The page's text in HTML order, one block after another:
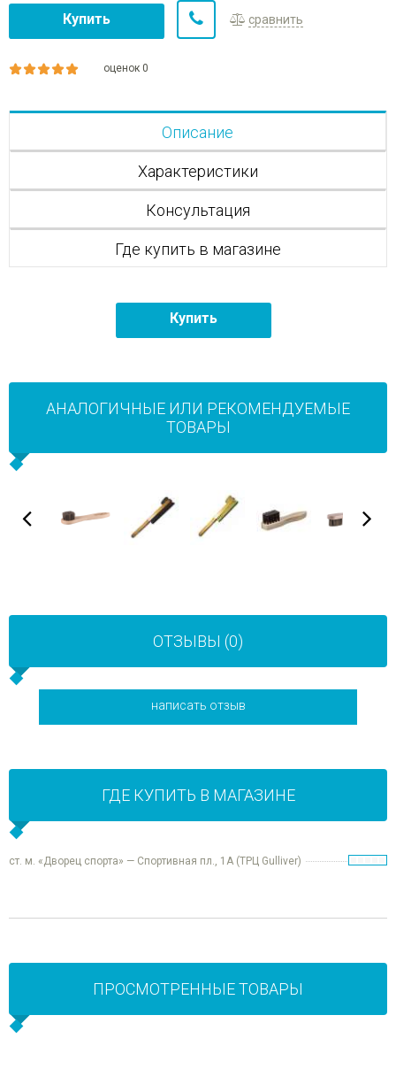
Купить сравнить
оценок 0
Описание
Характеристики
Консультация
Где купить в магазине
Купить
АНАЛОГИЧНЫЕ ИЛИ РЕКОМЕНДУЕМЫЕ
ТОВАРЫ
ОТЗЫВЫ (0)
написать отзыв
ГДЕ КУПИТЬ В МАГАЗИНЕ
ст. м. «Дворец спорта» — Спортивная пл., 1А (ТРЦ Gulliver)
ПРОСМОТРЕННЫЕ ТОВАРЫ